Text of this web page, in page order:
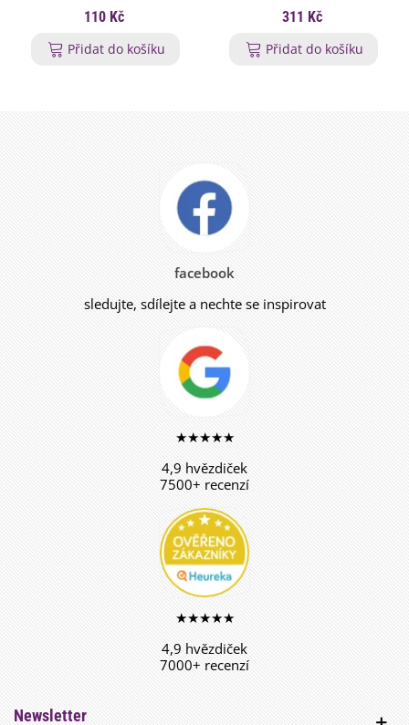
110 Kč
Přidat do košíku
311 Kč
Přidat do košíku
facebook
sledujte, sdílejte a nechte se inspirovat
★★★★★
4,9 hvězdiček
7500+ recenzí
★★★★★
4,9 hvězdiček
7000+ recenzí
Newsletter